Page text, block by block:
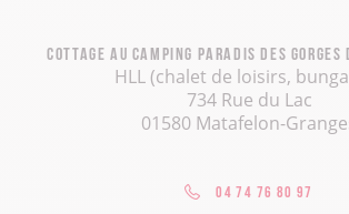
Cottage au Camping Paradis des Gorges
HLL (chalet de loisirs,
734 Rue du Lac
01580 Matafelon-
04 74 76 80 97